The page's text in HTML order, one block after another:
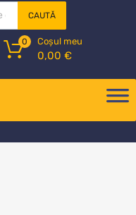
CAUTĂ
Coșul meu
0,00 €
0